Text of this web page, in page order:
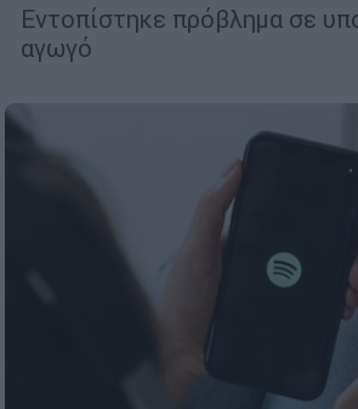
Εντοπίστηκε πρόβλημα σε
αγωγό